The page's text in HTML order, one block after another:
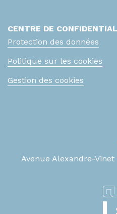
CENTRE DE
Protection des données
Politique sur les cookies
Gestion des cookies
Avenue Alexandre-